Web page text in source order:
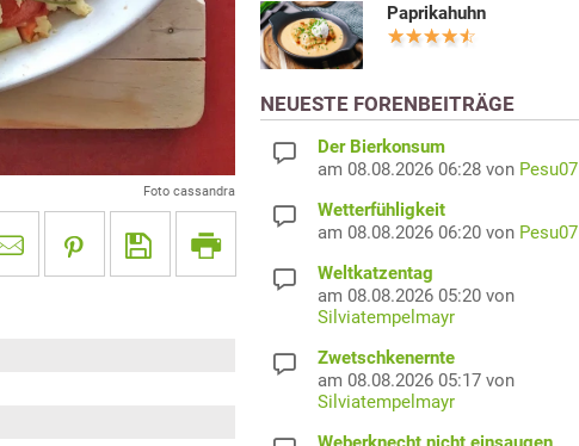
Foto cassandra
Paprikahuhn
NEUESTE FORENBEITRÄGE
Der Bierkonsum
am 08.08.2026 06:28 von Pesu07
Wetterfühligkeit
am 08.08.2026 06:20 von Pesu07
Weltkatzentag
am 08.08.2026 05:20 von
Silviatempelmayr
Zwetschkenernte
am 08.08.2026 05:17 von
Silviatempelmayr